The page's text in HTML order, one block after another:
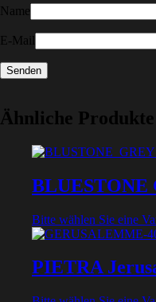
Name
E-Mail
Ähnliche Produkte
BLUESTONE
Bitte wählen Sie eine
PIETRA